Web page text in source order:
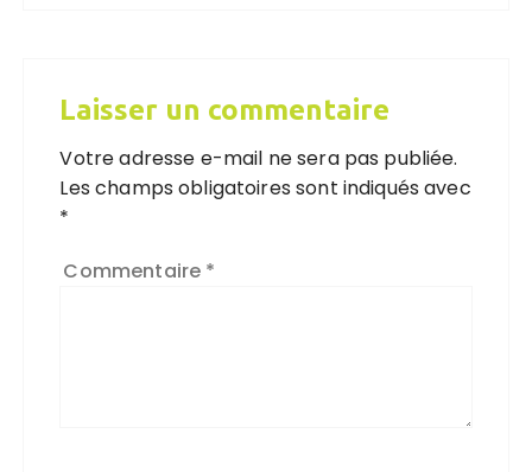
Laisser un commentaire
Votre adresse e-mail ne sera pas publiée.
Les champs obligatoires sont indiqués avec
*
Commentaire *